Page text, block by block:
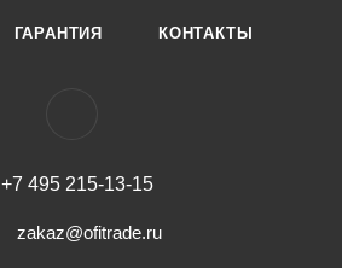
ГАРАНТИЯ КОНТАКТЫ
+7 495 215-13-15
zakaz@ofitrade.ru